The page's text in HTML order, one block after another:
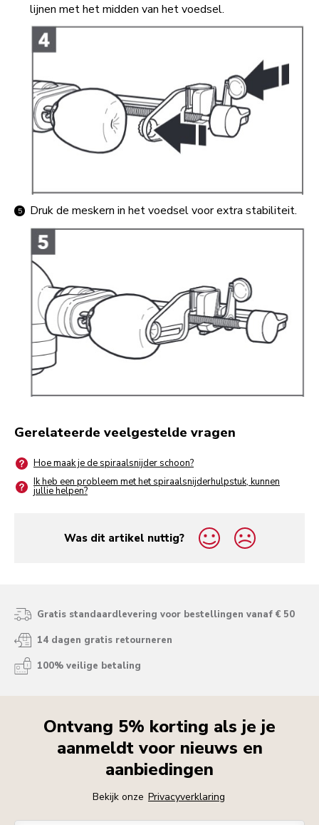
lijnen met het midden van het voedsel.
Druk de meskern in het voedsel voor extra stabiliteit.
Gerelateerde veelgestelde vragen
Hoe maak je de spiraalsnijder schoon?
Ik heb een probleem met het spiraalsnijderhulpstuk, kunnen
jullie helpen?
Was dit artikel nuttig?
yes
no
Gratis standaardlevering voor bestellingen vanaf € 50
14 dagen gratis retourneren
100% veilige betaling
Ontvang 5% korting als je je
aanmeldt voor nieuws en
aanbiedingen
Bekijk onze Privacyverklaring